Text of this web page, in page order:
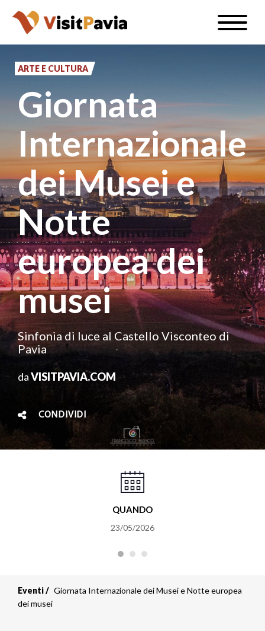
Salta
contenuto
principale
Toggle
IT
#visitpavia
ARTE E CULTURA
Giornata
Internazionale
dei Musei e
Notte
europea dei
musei
Sinfonia di luce al Castello Visconteo di
Pavia
daVISITPAVIA.COM
CONDIVIDI
QUANDO
23/05/2026
Eventi
Giornata Internazionale dei Musei e Notte europea
dei musei